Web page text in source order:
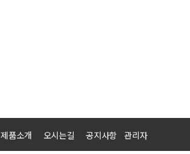
제품소개 오시는길 공지사항 관리자